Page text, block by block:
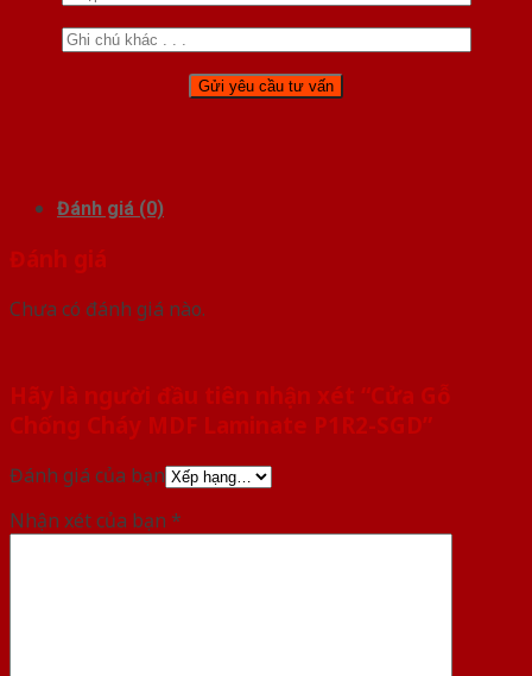
Đánh giá (0)
Đánh giá
Chưa có đánh giá nào.
Hãy là người đầu tiên nhận xét “Cửa Gỗ
Chống Cháy MDF Laminate P1R2-SGD”
Đánh giá của bạn
Nhận xét của bạn *